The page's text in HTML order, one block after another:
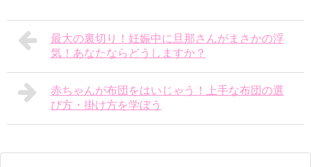
最大の裏切り！妊娠中に旦那さんがまさかの浮
気！あなたならどうしますか？
赤ちゃんが布団をはいじゃう！上手な布団の選
び方・掛け方を学ぼう